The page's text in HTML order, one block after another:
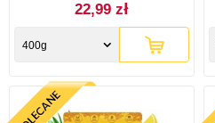
22,99 zł
400g